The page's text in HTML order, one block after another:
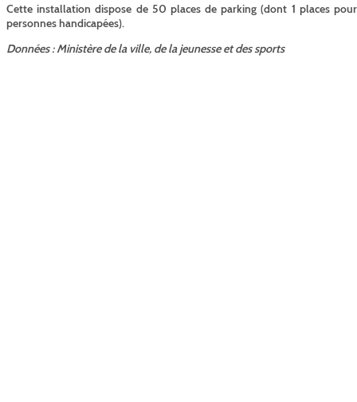
Cette installation dispose de 50 places de parking (dont 1 places pour
personnes handicapées).
Données : Ministère de la ville, de la jeunesse et des sports